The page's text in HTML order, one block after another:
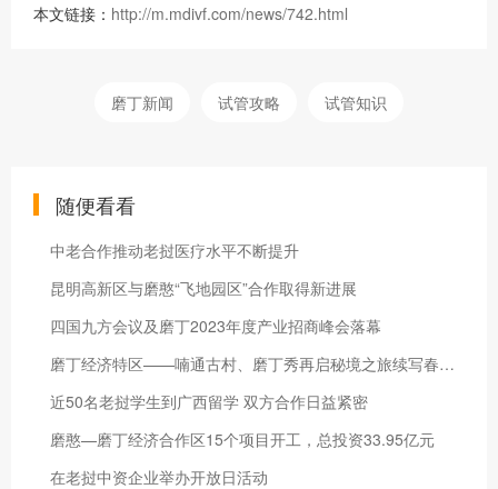
本文链接： http://m.mdivf.com/news/742.html
磨丁新闻 试管攻略 试管知识
随便看看
中老合作推动老挝医疗水平不断提升
昆明高新区与磨憨“飞地园区”合作取得新进展
四国九方会议及磨丁2023年度产业招商峰会落幕
磨丁经济特区——喃通古村、磨丁秀再启秘境之旅续写春天的故事
近50名老挝学生到广西留学 双方合作日益紧密
磨憨—磨丁经济合作区15个项目开工，总投资33.95亿元
在老挝中资企业举办开放日活动